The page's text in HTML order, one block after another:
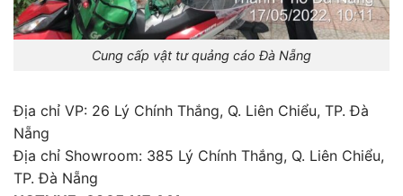
Cung cấp vật tư quảng cáo Đà Nẵng
Địa chỉ VP: 26 Lý Chính Thắng, Q. Liên Chiểu, TP. Đà
Nẵng
Địa chỉ Showroom: 385 Lý Chính Thắng, Q. Liên Chiểu,
TP. Đà Nẵng